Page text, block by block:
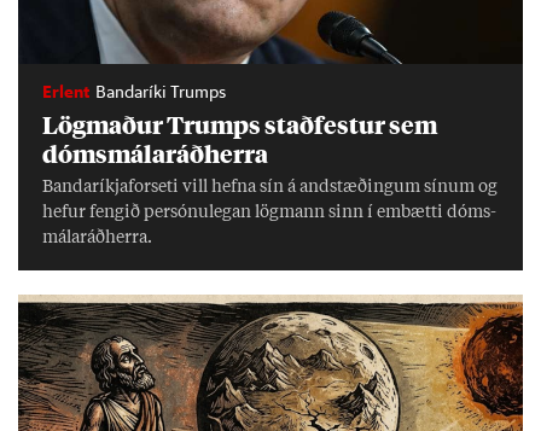
Erlent Bandaríki Trumps
Lög­mað­ur Trumps stað­fest­ur sem
dóms­mála­ráð­herra
Banda­ríkja­for­seti vill hefna sín á and­stæð­ing­um sín­um og
hef­ur feng­ið per­sónu­leg­an lög­mann sinn í embætti dóms­
mála­ráð­herra.